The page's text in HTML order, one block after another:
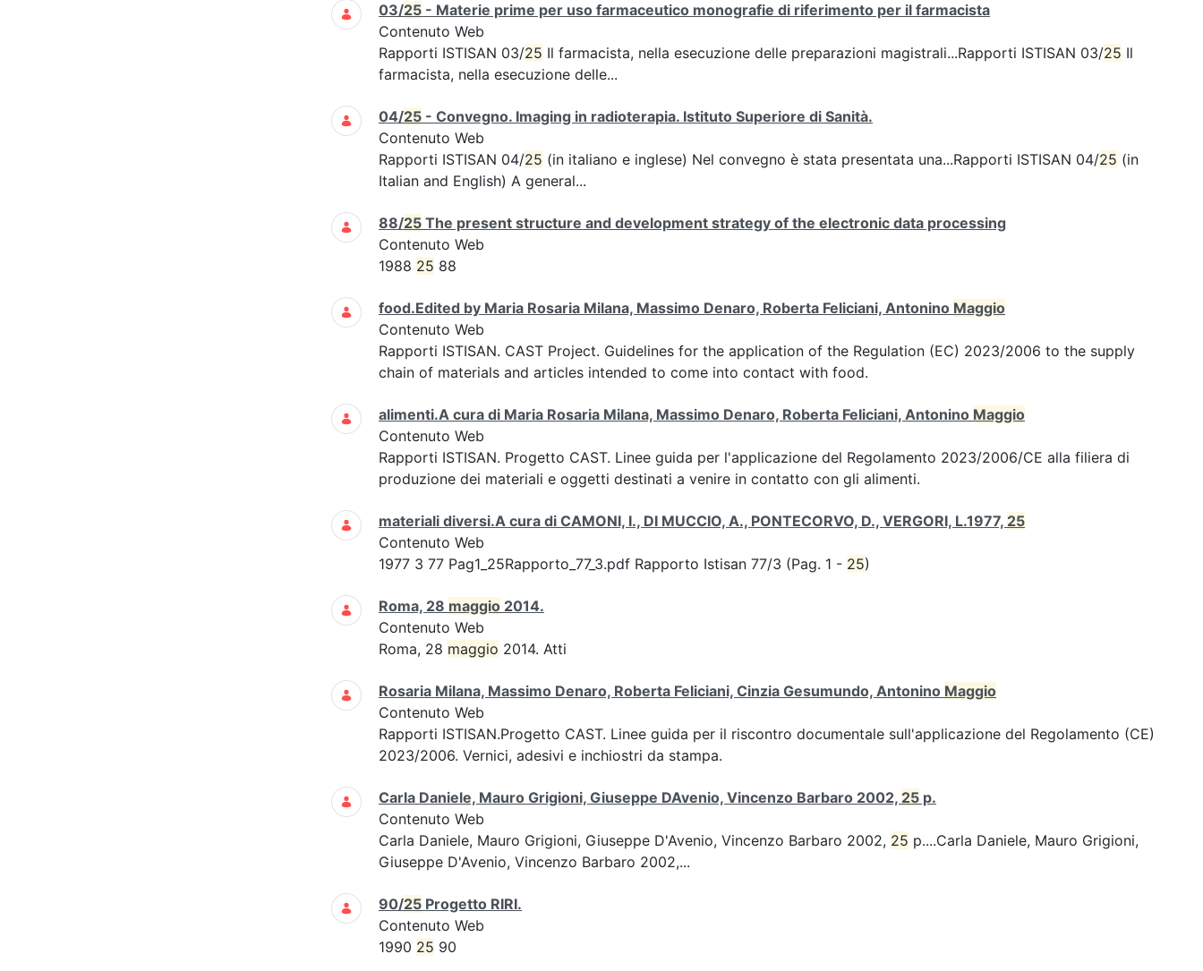
03/25 - Materie prime per uso farmaceutico monografie di riferimento per il farmacista
Contenuto Web
Rapporti ISTISAN 03/25 Il farmacista, nella esecuzione delle preparazioni magistrali...Rapporti ISTISAN 03/25 Il
farmacista, nella esecuzione delle...
04/25 - Convegno. Imaging in radioterapia. Istituto Superiore di Sanità.
Contenuto Web
Rapporti ISTISAN 04/25 (in italiano e inglese) Nel convegno è stata presentata una...Rapporti ISTISAN 04/25 (in
Italian and English) A general...
88/25 The present structure and development strategy of the electronic data processing
Contenuto Web
1988 25 88
food.Edited by Maria Rosaria Milana, Massimo Denaro, Roberta Feliciani, Antonino Maggio
Contenuto Web
Rapporti ISTISAN. CAST Project. Guidelines for the application of the Regulation (EC) 2023/2006 to the supply
chain of materials and articles intended to come into contact with food.
alimenti.A cura di Maria Rosaria Milana, Massimo Denaro, Roberta Feliciani, Antonino Maggio
Contenuto Web
Rapporti ISTISAN. Progetto CAST. Linee guida per l'applicazione del Regolamento 2023/2006/CE alla filiera di
produzione dei materiali e oggetti destinati a venire in contatto con gli alimenti.
materiali diversi.A cura di CAMONI, I., DI MUCCIO, A., PONTECORVO, D., VERGORI, L.1977, 25
Contenuto Web
1977 3 77 Pag1_25Rapporto_77_3.pdf Rapporto Istisan 77/3 (Pag. 1 - 25)
Roma, 28 maggio 2014.
Contenuto Web
Roma, 28 maggio 2014. Atti
Rosaria Milana, Massimo Denaro, Roberta Feliciani, Cinzia Gesumundo, Antonino Maggio
Contenuto Web
Rapporti ISTISAN.Progetto CAST. Linee guida per il riscontro documentale sull'applicazione del Regolamento (CE)
2023/2006. Vernici, adesivi e inchiostri da stampa.
Carla Daniele, Mauro Grigioni, Giuseppe DAvenio, Vincenzo Barbaro 2002, 25 p.
Contenuto Web
Carla Daniele, Mauro Grigioni, Giuseppe D'Avenio, Vincenzo Barbaro 2002, 25 p....Carla Daniele, Mauro Grigioni,
Giuseppe D'Avenio, Vincenzo Barbaro 2002,...
90/25 Progetto RIRI.
Contenuto Web
1990 25 90